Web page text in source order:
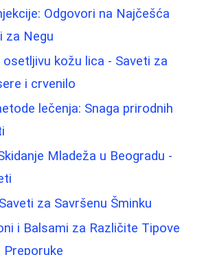
Odgovori na Najčešća
za Negu
kožu lica - Saveti za
i crvenilo
lečenja: Snaga prirodnih
Mladeža u Beogradu -
za Savršenu Šminku
i Balsami za Različite Tipove
Preporuke